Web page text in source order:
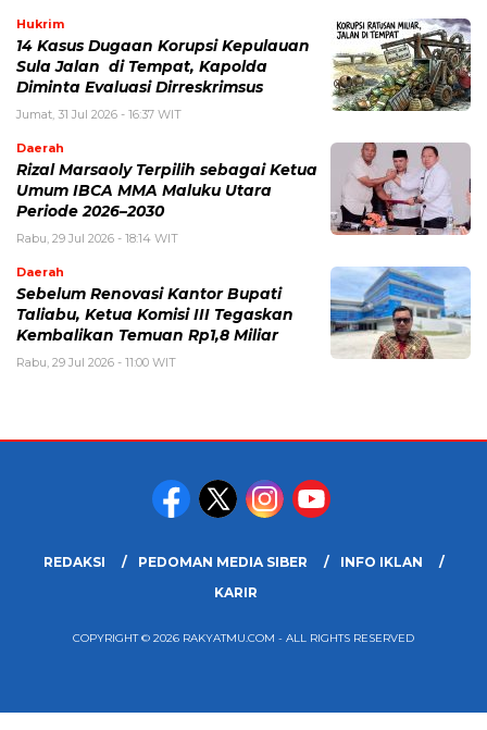
Hukrim
14 Kasus Dugaan Korupsi Kepulauan
Sula Jalan di Tempat, Kapolda
Diminta Evaluasi Dirreskrimsus
Jumat, 31 Jul 2026 - 16:37 WIT
Daerah
Rizal Marsaoly Terpilih sebagai Ketua
Umum IBCA MMA Maluku Utara
Periode 2026–2030
Rabu, 29 Jul 2026 - 18:14 WIT
Daerah
Sebelum Renovasi Kantor Bupati
Taliabu, Ketua Komisi III Tegaskan
Kembalikan Temuan Rp1,8 Miliar
Rabu, 29 Jul 2026 - 11:00 WIT
REDAKSI PEDOMAN MEDIA SIBER
INFO IKLAN
KARIR
COPYRIGHT © 2026 RAKYATMU.COM - ALL RIGHTS RESERVED